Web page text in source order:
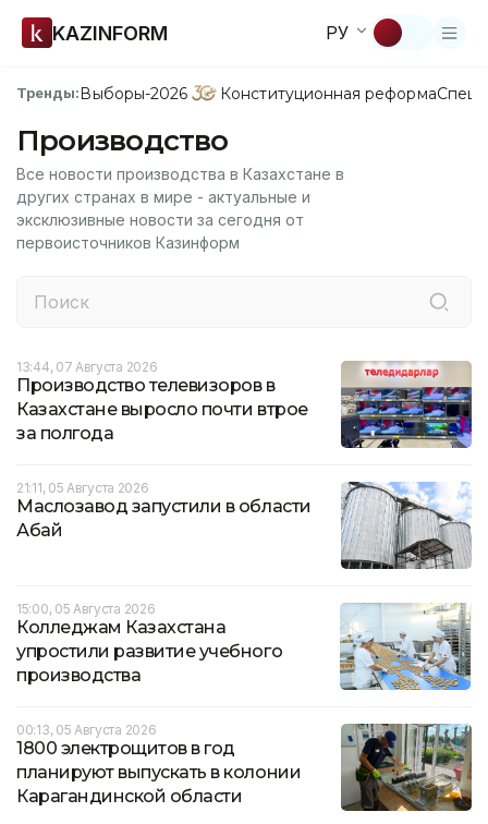
KAZINFORM РУ
Тренды:Выборы-2026 Конституционная реформа
Производство
Все новости производства в Казахстане в
других странах в мире - актуальные и
эксклюзивные новости за сегодня от
первоисточников Казинформ
13:44, 07 Августа 2026
Производство телевизоров в
Казахстане выросло почти втрое
за полгода
21:11, 05 Августа 2026
Маслозавод запустили в области
Абай
15:00, 05 Августа 2026
Колледжам Казахстана
упростили развитие учебного
производства
00:13, 05 Августа 2026
1800 электрощитов в год
планируют выпускать в колонии
Карагандинской области